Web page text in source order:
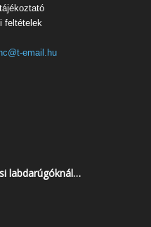
feltételek
email.hu
labdarúgóknál…